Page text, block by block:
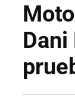
Dani